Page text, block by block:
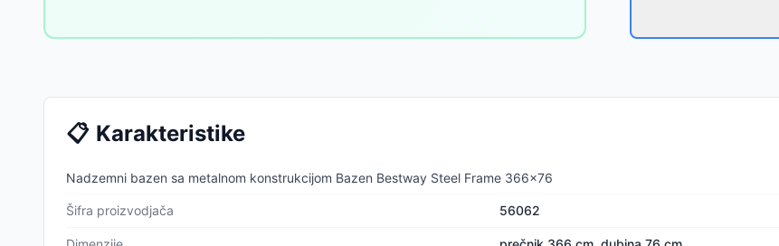
📋 Karakteristike
Nadzemni bazen sa metalnom konstrukcijom Bazen Bestway Steel Frame 366x76
Šifra proizvodjača 56062